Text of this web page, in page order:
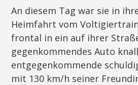
An diesem Tag war sie in
Heimfahrt vom
frontal in ein auf ihrer
gegenkommendes Auto
entgegenkommende
mit 130 km/h seiner